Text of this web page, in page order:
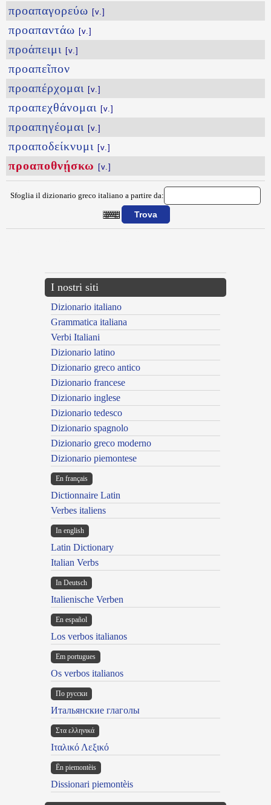
προαπαγορεύω [v.]
προαπαντάω [v.]
προάπειμι [v.]
προαπεῖπον
προαπέρχομαι
[v.]
προαπεχθάνομαι [v.]
προαπηγέομαι [v.]
προαποδείκνυμι [v.]
προαποθνῄσκω [v.]
Sfoglia il dizionario greco italiano a partire da:
I nostri siti
Dizionario italiano
Grammatica italiana
Verbi Italiani
Dizionario latino
Dizionario greco antico
Dizionario francese
Dizionario inglese
Dizionario tedesco
Dizionario spagnolo
Dizionario greco moderno
Dizionario piemontese
En français
Dictionnaire Latin
Verbes italiens
In english
Latin Dictionary
Italian Verbs
In Deutsch
Italienische Verben
En español
Los verbos italianos
Em portugues
Os verbos italianos
По русски
Итальянские глаголы
Στα ελληνικά
Ιταλικό Λεξικό
Ën piemontèis
Dissionari piemontèis